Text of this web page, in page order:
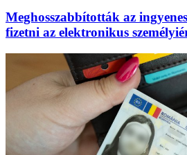
Meghosszabbították az
fizetni az elektronikus